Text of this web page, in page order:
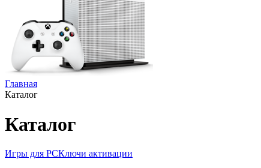
Главная
Каталог
Каталог
Игры для PCКлючи активации